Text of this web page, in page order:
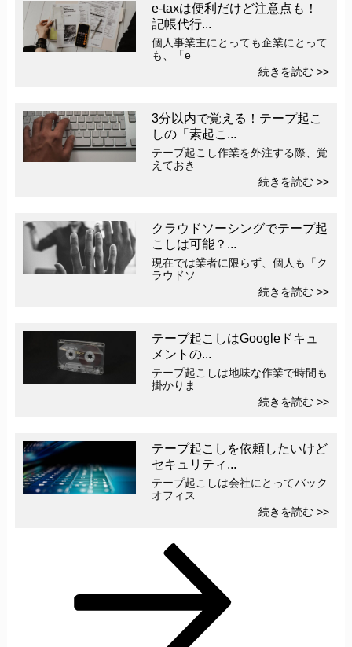
e-taxは便利だけど注意点も！
記帳代行...
個人事業主にとっても企業にとって
も、「e
続きを読む >>
3分以内で覚える！テープ起こ
しの「素起こ...
テープ起こし作業を外注する際、覚
えておき
続きを読む >>
クラウドソーシングでテープ起
こしは可能？...
現在では業者に限らず、個人も「ク
ラウドソ
続きを読む >>
テープ起こしはGoogleドキュ
メントの...
テープ起こしは地味な作業で時間も
掛かりま
続きを読む >>
テープ起こしを依頼したいけど
セキュリティ...
テープ起こしは会社にとってバック
オフィス
続きを読む >>